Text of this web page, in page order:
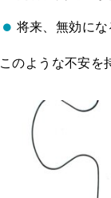
将来、無効に
このような不安を